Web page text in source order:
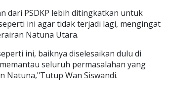
dari PSDKP lebih ditingkatkan untuk
ini agar tidak terjadi lagi, mengingat
Natuna Utara.
ini, baiknya diselesaikan dulu di
seluruh permasalahan yang
Natuna,"Tutup Wan Siswandi.